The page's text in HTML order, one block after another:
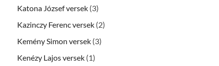
Katona József versek (3)
Kazinczy Ferenc versek (2)
Kemény Simon versek (3)
Kenézy Lajos versek (1)